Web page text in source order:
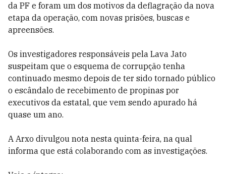
da PF e foram um dos motivos da deflagração da nova
etapa da operação, com novas prisões, buscas e
apreensões.
Os investigadores responsáveis pela Lava Jato
suspeitam que o esquema de corrupção tenha
continuado mesmo depois de ter sido tornado público
o escândalo de recebimento de propinas por
executivos da estatal, que vem sendo apurado há
quase um ano.
A Arxo divulgou nota nesta quinta-feira, na qual
informa que está colaborando com as investigações.